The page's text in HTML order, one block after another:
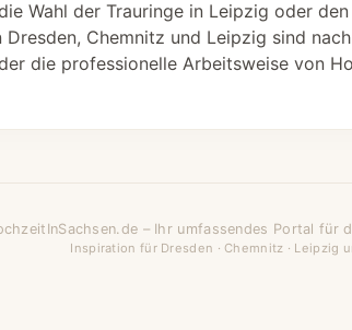
Wahl der Trauringe in Leipzig oder
Chemnitz und Leipzig sind
die professionelle Arbeitsweise von
– Ihr umfassendes Portal für
Inspiration für Dresden · Chemnitz · Leipzig